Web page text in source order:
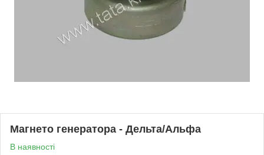
Магнето генератора - Дельта/Альфа
В наявності